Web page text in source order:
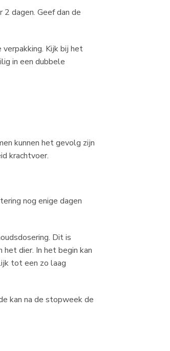
dagen. Geef dan de
Kijk bij het
in een dubbele
kunnen het gevolg zijn
krachtvoer.
nog enige dagen
Dit is
dier. In het begin kan
tot een zo laag
kan na de stopweek de